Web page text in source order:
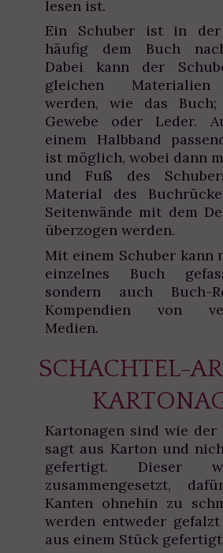
lesen ist.
Ein Schuber ist in der
häufig dem Buch
Dabei kann der
gleichen Materialien
werden, wie das
Gewebe oder Leder.
einem Halbband
ist möglich, wobei dann
und Fuß des
Material des
Seitenwände mit dem
überzogen werden.
Mit einem Schuber kann
einzelnes Buch
sondern auch Buch-
Kompendien von
Medien.
SCHACHTEL-
Kartonagen sind wie der
sagt aus Karton und
gefertigt. Dieser
zusammengesetzt,
Kanten ohnehin zu
werden entweder
aus einem Stück